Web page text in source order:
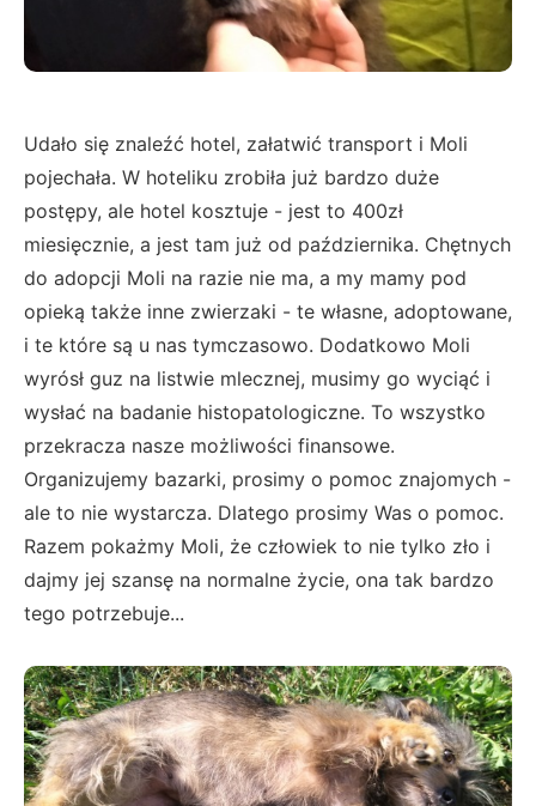
Udało się znaleźć hotel, załatwić transport i Moli
pojechała. W hoteliku zrobiła już bardzo duże
postępy, ale hotel kosztuje - jest to 400zł
miesięcznie, a jest tam już od października. Chętnych
do adopcji Moli na razie nie ma, a my mamy pod
opieką także inne zwierzaki - te własne, adoptowane,
i te które są u nas tymczasowo. Dodatkowo Moli
wyrósł guz na listwie mlecznej, musimy go wyciąć i
wysłać na badanie histopatologiczne. To wszystko
przekracza nasze możliwości finansowe.
Organizujemy bazarki, prosimy o pomoc znajomych -
ale to nie wystarcza. Dlatego prosimy Was o pomoc.
Razem pokażmy Moli, że człowiek to nie tylko zło i
dajmy jej szansę na normalne życie, ona tak bardzo
tego potrzebuje...